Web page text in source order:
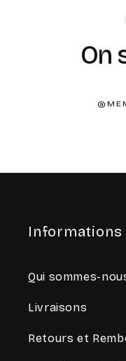
On
Informations
Qui sommes-
Livraisons
Retours et